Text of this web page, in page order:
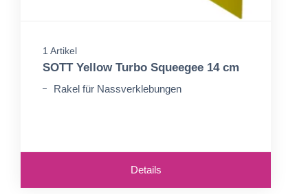
1 Artikel
SOTT Yellow Turbo Squeegee 14 cm
Rakel für Nassverklebungen
Details